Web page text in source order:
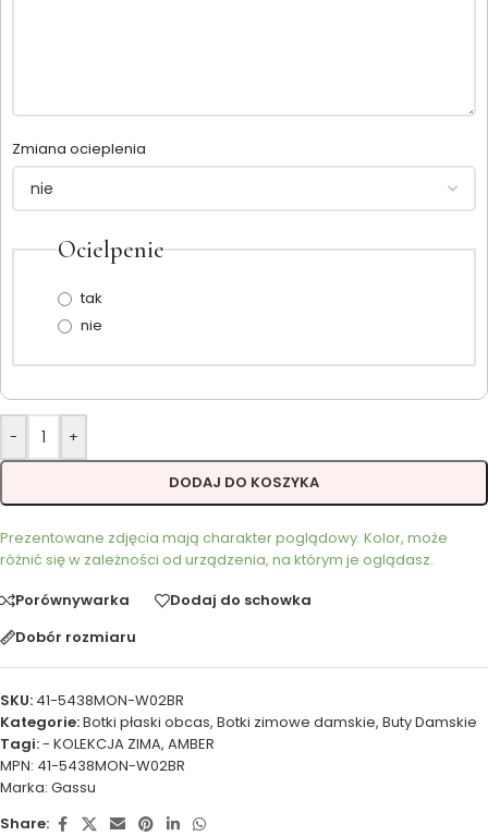
Zmiana ocieplenia
Ocielpenie
tak
nie
- +
DODAJ DO KOSZYKA
Prezentowane zdjęcia mają charakter poglądowy. Kolor, może
różnić się w zależności od urządzenia, na którym je oglądasz.
Porównywarka
Dodaj do schowka
Dobór rozmiaru
SKU: 41-5438MON-W02BR
Kategorie:Botki płaski obcas, Botki zimowe damskie, Buty Damskie
Tagi:- KOLEKCJA ZIMA, AMBER
MPN: 41-5438MON-W02BR
Marka: Gassu
Share: